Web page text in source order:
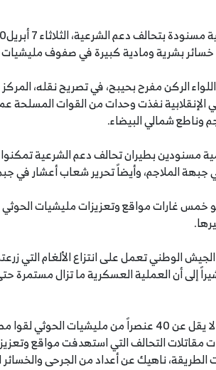
بشرية ومادية كبيرة في صفوف مليشيات
محور بيحان قائد اللواء 26 مشاة اللواء الركن مفرح بحيبح، في تصريح
الإنقلابية نفذت وحدات من القوات المسلحة
وناطع شمالي البيضاء.
مسنودين بطيران تحالف دعم الشرعية تمكنوا
جبهة الملاجم، وأيضاً تحرير شعاب أعشار في
غارات مواقع وتعزيزات مليشيات الحوثي
الوطني تعمل على انتزاع الألغام التي
الان ما يقارب ٥٠ لغمًا.. مشيراً إلى أن العملية العسكرية ما
وحول خسائر المليشيات الحوثية، قال إن ما لا يقل عن 40 عنصراً من
مقاتلات التحالف التي استهدفت مواقع
ناهيك عن أعداد من الجرحى والخسائر